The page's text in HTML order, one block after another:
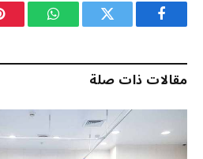
فيسبوك تويتر واتساب
مقالات ذات صلة